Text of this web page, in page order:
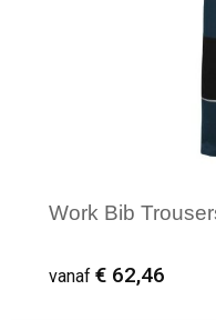
Work Bib
vanaf € 62,46